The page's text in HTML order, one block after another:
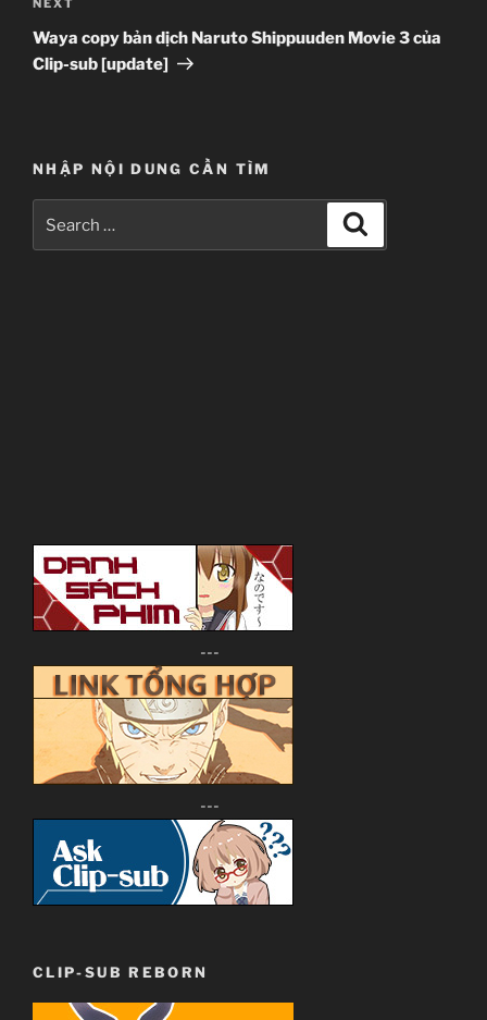
Next
Post
Waya copy bản dịch Naruto Shippuuden Movie 3 của
Clip-sub [update]
NHẬP NỘI DUNG CẦN TÌM
for:
---
---
CLIP-SUB REBORN